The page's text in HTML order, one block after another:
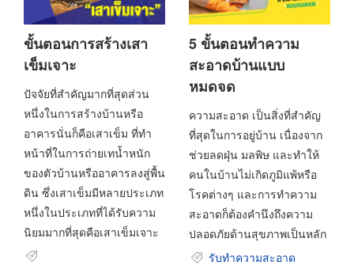
ขั้นตอนการสร้างเสา
เข็มเจาะ
ปัจจัยที่สำคัญมากที่สุดส่วน
หนึ่งในการสร้างบ้านหรือ
อาคารนั่นก็คือเสาเข็ม ที่ทำ
หน้าที่ในการถ่ายเทน้ำหนัก
ของตัวบ้านหรืออาคารลงสู่พื้น
ดิน ซึ่งเสาเข็มมีหลายประเภท
หนึ่งในประเภทที่ได้รับความ
นิยมมากที่สุดคือเสาเข็มเจาะ
5 ขั้นตอนทำความ
สะอาดบ้านแบบ
หมดจด
ความสะอาด เป็นสิ่งที่สำคัญ
ที่สุดในการอยู่บ้าน เนื่องจาก
ช่วยลดฝุ่น มลพิษ และทำให้
คนในบ้านไม่เกิดภูมิแพ้หรือ
โรคต่างๆ และการทำความ
สะอาดก็ต้องคำนึงถึงความ
ปลอดภัยด้านสุขภาพเป็นหลัก
รับทำความสะอาด